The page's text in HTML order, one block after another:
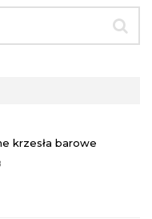
krzesła barowe